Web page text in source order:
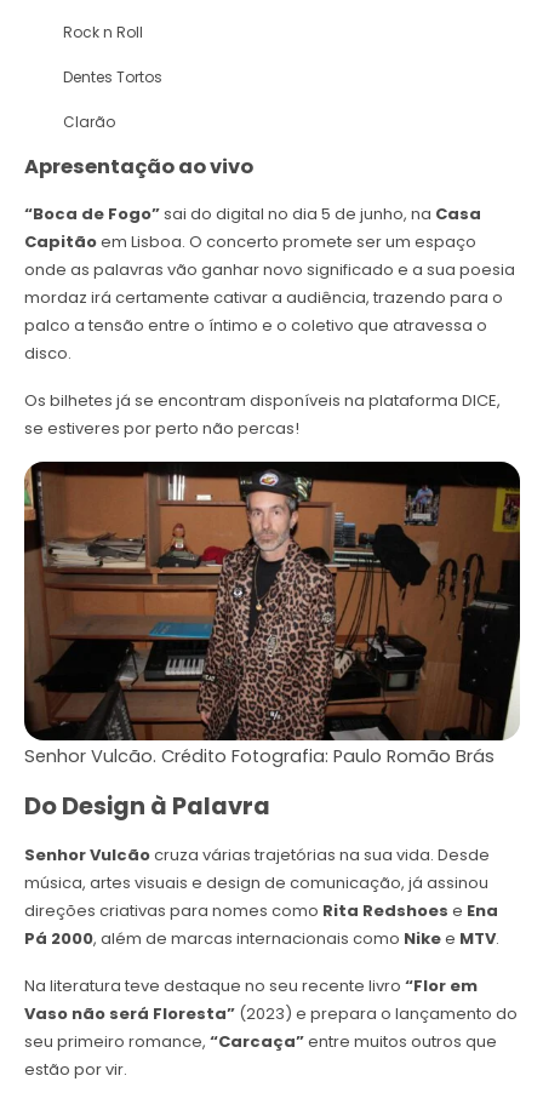
Rock n Roll
Dentes Tortos
Clarão
Apresentação ao vivo
“Boca de Fogo”sai do digital no dia 5 de junho, na Casa
Capitãoem Lisboa. O concerto promete ser um espaço
onde as palavras vão ganhar novo significado e a sua poesia
mordaz irá certamente cativar a audiência, trazendo para o
palco a tensão entre o íntimo e o coletivo que atravessa o
disco.
Os bilhetes já se encontram disponíveis na plataforma DICE,
se estiveres por perto não percas!
Senhor Vulcão. Crédito Fotografia: Paulo Romão Brás
Do Design à Palavra
Senhor Vulcãocruza várias trajetórias na sua vida. Desde
música, artes visuais e design de comunicação, já assinou
direções criativas para nomes como Rita Redshoes e Ena
Pá 2000, além de marcas internacionais como Nikee MTV.
Na literatura teve destaque no seu recente livro “Flor em
Vaso não será Floresta”(2023) e prepara o lançamento do
seu primeiro romance, “Carcaça”entre muitos outros que
estão por vir.